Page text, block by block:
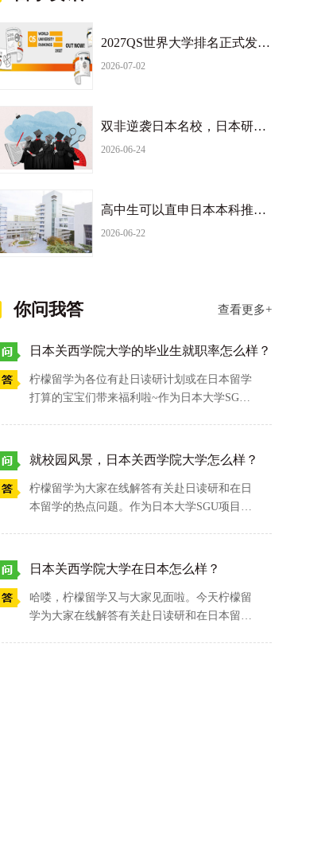
2027QS世界大学排名正式发布！日本大学排名持续下滑
2026-07-02
双非逆袭日本名校，日本研究生是日本留学捷径？
2026-06-24
高中生可以直申日本本科推荐昭和女子大学
2026-06-22
你问我答 查看更多+
日本关西学院大学的毕业生就职率怎么样？
柠檬留学为各位有赴日读研计划或在日本留学
打算的宝宝们带来福利啦~作为日本大学SGU
关西学院大学毕业生综合就职率高达99.7%，
度达到了95.9%，可以说是充分实现了人生目
标和理想价值。有关日本关西学院大学的更多
就校园风景，日本关西学院大学怎么样？
柠檬留学为大家在线解答有关赴日读研和在日
本留学的热点问题。作为日本大学SGU项目的
西班牙布道院风格，其周围有240种约5万余棵
有关日本关西学院大学的更多信息，请大家多
多咨询柠檬留学吧~
日本关西学院大学在日本怎么样？
哈喽，柠檬留学又与大家见面啦。今天柠檬留
学为大家在线解答有关赴日读研和在日本留学